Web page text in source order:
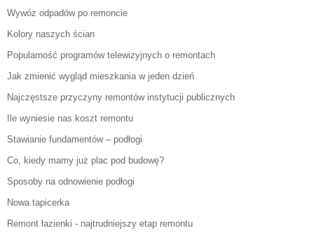
Wywóz odpadów po remoncie
Kolory naszych ścian
Popularność programów telewizyjnych o remontach
Jak zmienić wygląd mieszkania w jeden dzień
Najczęstsze przyczyny remontów instytucji publicznych
Ile wyniesie nas koszt remontu
Stawianie fundamentów – podłogi
Co, kiedy mamy już plac pod budowę?
Sposoby na odnowienie podłogi
Nowa tapicerka
Remont łazienki - najtrudniejszy etap remontu